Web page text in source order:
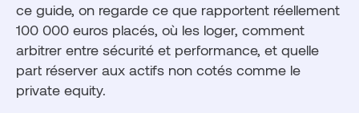
ce guide, on regarde ce que rapportent réellement
100 000 euros placés, où les loger, comment
arbitrer entre sécurité et performance, et quelle
part réserver aux actifs non cotés comme le
private equity.